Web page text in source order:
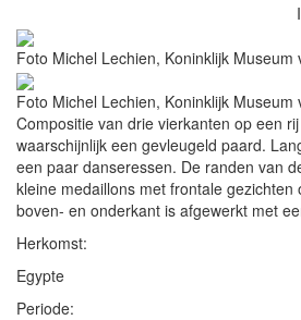
Foto Michel Lechien, Koninklijk Museum
Foto Michel Lechien, Koninklijk Museum
Compositie van drie vierkanten op een
waarschijnlijk een gevleugeld paard.
een paar danseressen. De randen van
kleine medaillons met frontale gezichten
boven- en onderkant is afgewerkt met
Herkomst:
Egypte
Periode: